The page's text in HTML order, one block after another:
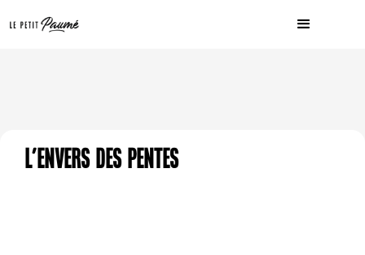
L'Envers des pentes